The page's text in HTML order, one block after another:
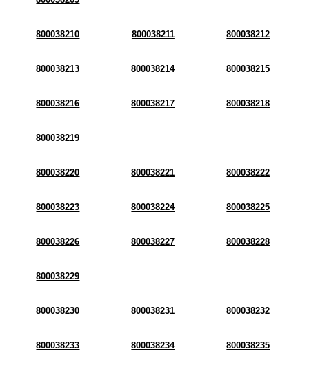
800038210 800038211 800038212
800038213 800038214 800038215
800038216 800038217 800038218
800038219
800038220 800038221 800038222
800038223 800038224 800038225
800038226 800038227 800038228
800038229
800038230 800038231 800038232
800038233 800038234 800038235